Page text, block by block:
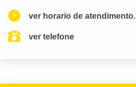
ver horario de atendimento.
ver telefone